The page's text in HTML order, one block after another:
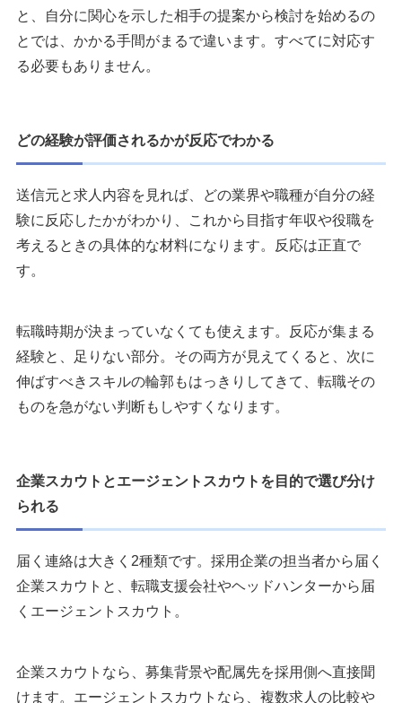
と、自分に関心を示した相手の提案から検討を始めるの
とでは、かかる手間がまるで違います。すべてに対応す
る必要もありません。
どの経験が評価されるかが反応でわかる
送信元と求人内容を見れば、どの業界や職種が自分の経
験に反応したかがわかり、これから目指す年収や役職を
考えるときの具体的な材料になります。反応は正直で
す。
転職時期が決まっていなくても使えます。反応が集まる
経験と、足りない部分。その両方が見えてくると、次に
伸ばすべきスキルの輪郭もはっきりしてきて、転職その
ものを急がない判断もしやすくなります。
企業スカウトとエージェントスカウトを目的で選び分け
られる
届く連絡は大きく2種類です。採用企業の担当者から届く
企業スカウトと、転職支援会社やヘッドハンターから届
くエージェントスカウト。
企業スカウトなら、募集背景や配属先を採用側へ直接聞
けます。エージェントスカウトなら、複数求人の比較や